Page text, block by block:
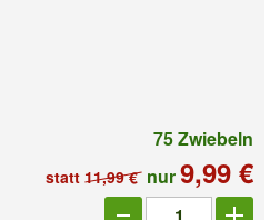
75 Zwiebeln
statt 11,99 € nur9,99 €
Anzahl_10039887